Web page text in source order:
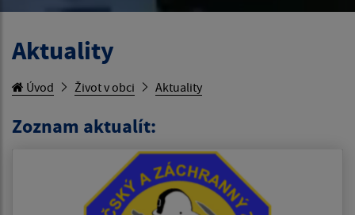
Aktuality
Úvod Život v obci Aktuality
Zoznam aktualít: